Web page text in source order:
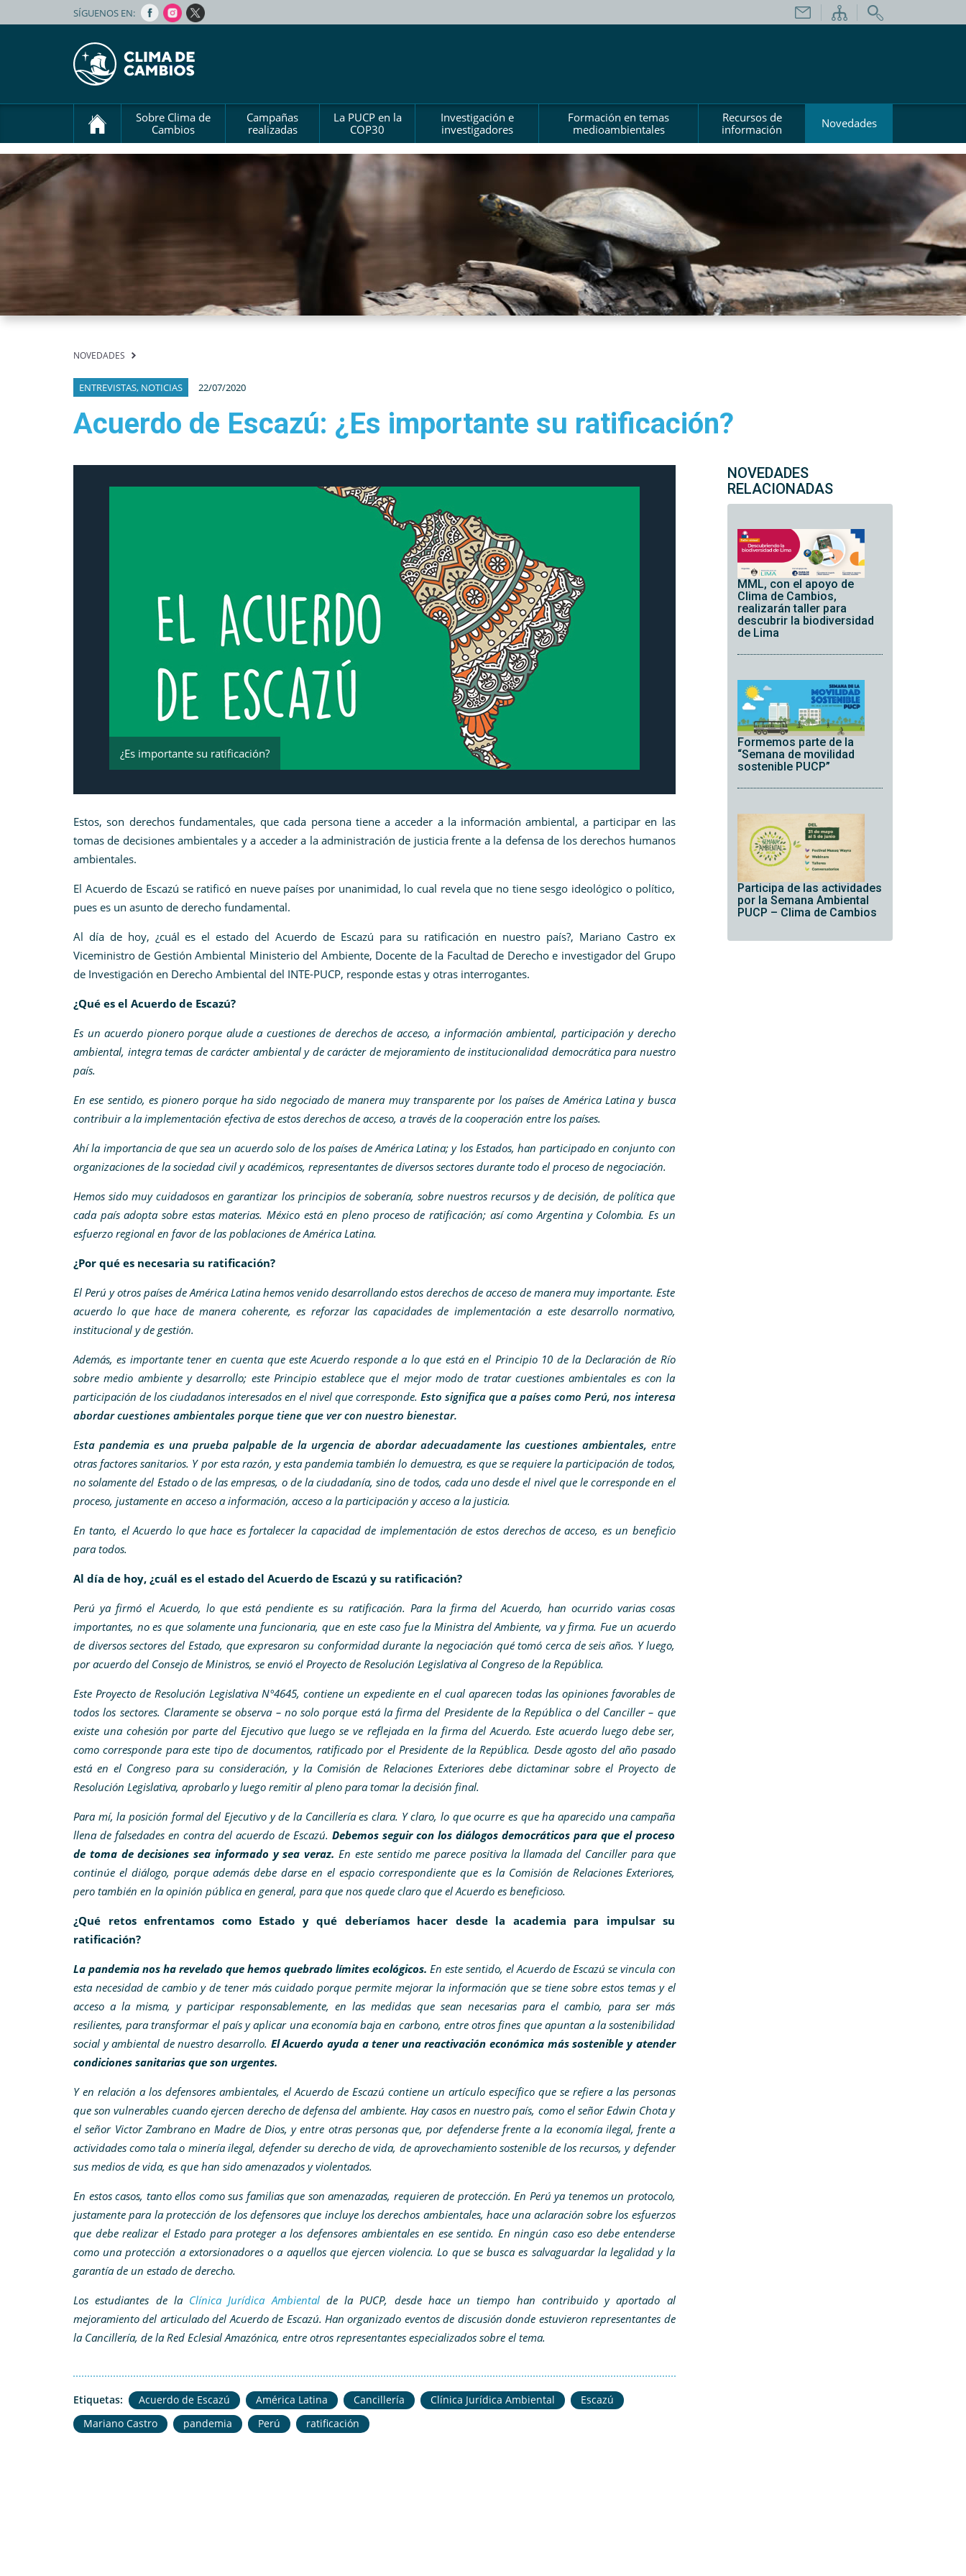
SÍGUENOS EN:
Sobre Clima de
Cambios
Campañas
realizadas
La PUCP en la
COP30
Investigación e
investigadores
Formación en temas
medioambientales
Recursos de
información
Novedades
NOVEDADES
ENTREVISTAS, NOTICIAS 22/07/2020
Acuerdo de Escazú: ¿Es importante su ratificación?
¿Es importante su ratificación?
Estos, son derechos fundamentales, que cada persona tiene a acceder a la información ambiental, a participar en las
tomas de decisiones ambientales y a acceder a la administración de justicia frente a la defensa de los derechos humanos
ambientales.
El Acuerdo de Escazú se ratificó en nueve países por unanimidad, lo cual revela que no tiene sesgo ideológico o político,
pues es un asunto de derecho fundamental.
Al día de hoy, ¿cuál es el estado del Acuerdo de Escazú para su ratificación en nuestro país?, Mariano Castro ex
Viceministro de Gestión Ambiental Ministerio del Ambiente, Docente de la Facultad de Derecho e investigador del Grupo
de Investigación en Derecho Ambiental del INTE-PUCP, responde estas y otras interrogantes.
¿Qué es el Acuerdo de Escazú?
Es un acuerdo pionero porque alude a cuestiones de derechos de acceso, a información ambiental, participación y derecho
ambiental, integra temas de carácter ambiental y de carácter de mejoramiento de institucionalidad democrática para nuestro
país.
En ese sentido, es pionero porque ha sido negociado de manera muy transparente por los países de América Latina y busca
contribuir a la implementación efectiva de estos derechos de acceso, a través de la cooperación entre los países.
Ahí la importancia de que sea un acuerdo solo de los países de América Latina; y los Estados, han participado en conjunto con
organizaciones de la sociedad civil y académicos, representantes de diversos sectores durante todo el proceso de negociación.
Hemos sido muy cuidadosos en garantizar los principios de soberanía, sobre nuestros recursos y de decisión, de política que
cada país adopta sobre estas materias. México está en pleno proceso de ratificación; así como Argentina y Colombia. Es un
esfuerzo regional en favor de las poblaciones de América Latina.
¿Por qué es necesaria su ratificación?
El Perú y otros países de América Latina hemos venido desarrollando estos derechos de acceso de manera muy importante. Este
acuerdo lo que hace de manera coherente, es reforzar las capacidades de implementación a este desarrollo normativo,
institucional y de gestión.
Además, es importante tener en cuenta que este Acuerdo responde a lo que está en el Principio 10 de la Declaración de Río
sobre medio ambiente y desarrollo; este Principio establece que el mejor modo de tratar cuestiones ambientales es con la
participación de los ciudadanos interesados en el nivel que corresponde.Esto significa que a países como Perú, nos interesa
abordar cuestiones ambientales porque tiene que ver con nuestro bienestar.
Esta pandemia es una prueba palpable de la urgencia de abordar adecuadamente las cuestiones ambientales, entre
otras factores sanitarios. Y por esta razón, y esta pandemia también lo demuestra, es que se requiere la participación de todos,
no solamente del Estado o de las empresas, o de la ciudadanía, sino de todos, cada uno desde el nivel que le corresponde en el
proceso, justamente en acceso a información, acceso a la participación y acceso a la justicia.
En tanto, el Acuerdo lo que hace es fortalecer la capacidad de implementación de estos derechos de acceso, es un beneficio
para todos.
Al día de hoy, ¿cuál es el estado del Acuerdo de Escazú y su ratificación?
Perú ya firmó el Acuerdo, lo que está pendiente es su ratificación. Para la firma del Acuerdo, han ocurrido varias cosas
importantes, no es que solamente una funcionaria, que en este caso fue la Ministra del Ambiente, va y firma. Fue un acuerdo
de diversos sectores del Estado, que expresaron su conformidad durante la negociación qué tomó cerca de seis años. Y luego,
por acuerdo del Consejo de Ministros, se envió el Proyecto de Resolución Legislativa al Congreso de la República.
Este Proyecto de Resolución Legislativa N°4645, contiene un expediente en el cual aparecen todas las opiniones favorables de
todos los sectores. Claramente se observa – no solo porque está la firma del Presidente de la República o del Canciller – que
existe una cohesión por parte del Ejecutivo que luego se ve reflejada en la firma del Acuerdo. Este acuerdo luego debe ser,
como corresponde para este tipo de documentos, ratificado por el Presidente de la República. Desde agosto del año pasado
está en el Congreso para su consideración, y la Comisión de Relaciones Exteriores debe dictaminar sobre el Proyecto de
Resolución Legislativa, aprobarlo y luego remitir al pleno para tomar la decisión final.
Para mí, la posición formal del Ejecutivo y de la Cancillería es clara. Y claro, lo que ocurre es que ha aparecido una campaña
llena de falsedades en contra del acuerdo de Escazú.Debemos seguir con los diálogos democráticos para que el proceso
de toma de decisiones sea informado y sea veraz. En este sentido me parece positiva la llamada del Canciller para que
continúe el diálogo, porque además debe darse en el espacio correspondiente que es la Comisión de Relaciones Exteriores,
pero también en la opinión pública en general, para que nos quede claro que el Acuerdo es beneficioso.
¿Qué retos enfrentamos como Estado y qué deberíamos hacer desde la academia para impulsar su
ratificación?
La pandemia nos ha revelado que hemos quebrado límites ecológicos. En este sentido, el Acuerdo de Escazú se vincula con
esta necesidad de cambio y de tener más cuidado porque permite mejorar la información que se tiene sobre estos temas y el
acceso a la misma, y participar responsablemente, en las medidas que sean necesarias para el cambio, para ser más
resilientes, para transformar el país y aplicar una economía baja en carbono, entre otros fines que apuntan a la sostenibilidad
social y ambiental de nuestro desarrollo. El Acuerdo ayuda a tener una reactivación económica más sostenible y atender
condiciones sanitarias que son urgentes.
Y en relación a los defensores ambientales, el Acuerdo de Escazú contiene un artículo específico que se refiere a las personas
que son vulnerables cuando ejercen derecho de defensa del ambiente. Hay casos en nuestro país, como el señor Edwin Chota y
el señor Victor Zambrano en Madre de Dios, y entre otras personas que, por defenderse frente a la economía ilegal, frente a
actividades como tala o minería ilegal, defender su derecho de vida, de aprovechamiento sostenible de los recursos, y defender
sus medios de vida, es que han sido amenazados y violentados.
En estos casos, tanto ellos como sus familias que son amenazadas, requieren de protección. En Perú ya tenemos un protocolo,
justamente para la protección de los defensores que incluye los derechos ambientales, hace una aclaración sobre los esfuerzos
que debe realizar el Estado para proteger a los defensores ambientales en ese sentido. En ningún caso eso debe entenderse
como una protección a extorsionadores o a aquellos que ejercen violencia. Lo que se busca es salvaguardar la legalidad y la
garantía de un estado de derecho.
Los estudiantes de la Clínica Jurídica Ambientalde la PUCP, desde hace un tiempo han contribuido y aportado al
mejoramiento del articulado del Acuerdo de Escazú. Han organizado eventos de discusión donde estuvieron representantes de
la Cancillería, de la Red Eclesial Amazónica, entre otros representantes especializados sobre el tema.
Etiquetas: Acuerdo de Escazú América Latina Cancillería Clínica Jurídica Ambiental
Escazú
Mariano Castro
pandemia Perú ratificación
NOVEDADES
RELACIONADAS
MML, con el apoyo de
Clima de Cambios,
realizarán taller para
descubrir la biodiversidad
de Lima
Formemos parte de la
“Semana de movilidad
sostenible PUCP”
Participa de las actividades
por la Semana Ambiental
PUCP – Clima de Cambios